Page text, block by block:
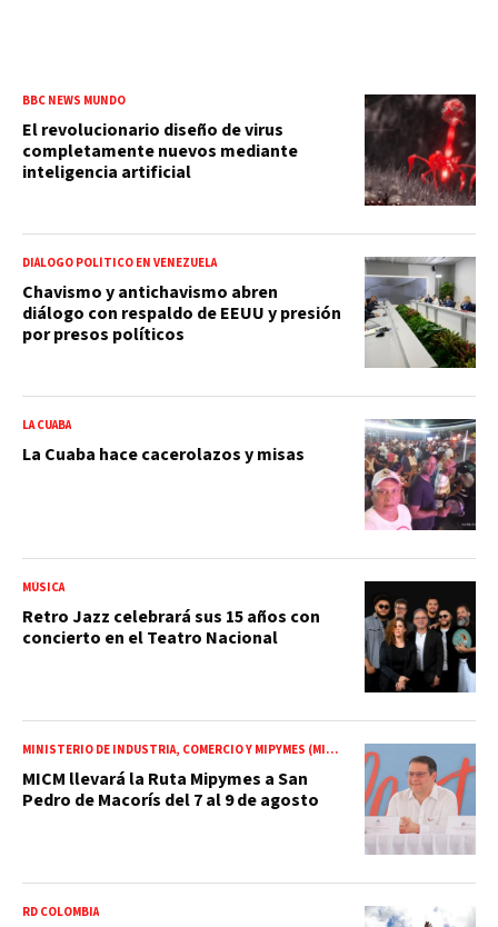
BBC NEWS MUNDO
El revolucionario diseño de virus
completamente nuevos mediante
inteligencia artificial
DIÁLOGO POLÍTICO EN VENEZUELA
Chavismo y antichavismo abren
diálogo con respaldo de EEUU y presión
por presos políticos
LA CUABA
La Cuaba hace cacerolazos y misas
MÚSICA
Retro Jazz celebrará sus 15 años con
concierto en el Teatro Nacional
MINISTERIO DE INDUSTRIA, COMERCIO Y MIPYMES (MICM)
MICM llevará la Ruta Mipymes a San
Pedro de Macorís del 7 al 9 de agosto
RD COLOMBIA